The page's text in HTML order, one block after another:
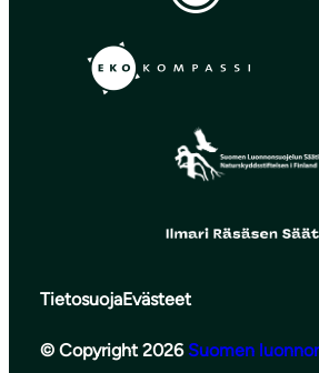
TietosuojaEvästeet
© Copyright 2026 Suomen